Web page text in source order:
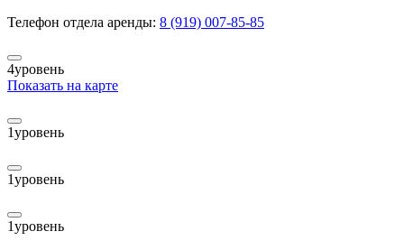
Телефон отдела аренды: 8 (919) 007-85-85
4уровень
Показать на карте
1уровень
1уровень
1уровень